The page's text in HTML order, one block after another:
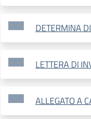
DETERMINA
LETTERA DI
ALLEGATO A